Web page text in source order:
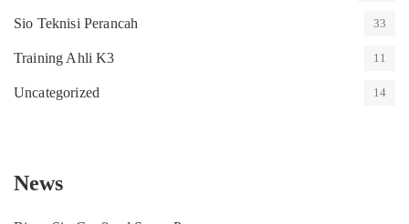
Sio Teknisi Perancah 33
Training Ahli K3 11
Uncategorized 14
News